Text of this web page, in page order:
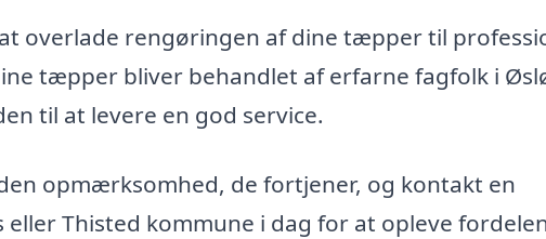
overlade rengøringen af dine tæpper til
tæpper bliver behandlet af erfarne fagfolk i
til at levere en god service.
opmærksomhed, de fortjener, og kontakt en
Thisted kommune i dag for at opleve